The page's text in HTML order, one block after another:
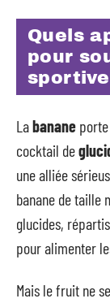
Quels
pour
sportive
Labanane
cocktail de
une alliée
banane de taille
glucides,
pour alimenter
Mais le fruit ne